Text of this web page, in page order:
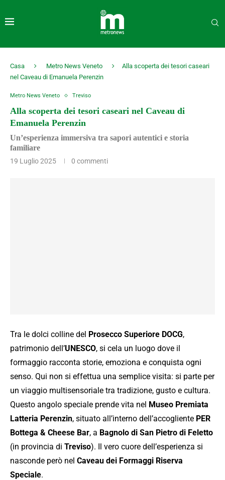
Casa Metro News Veneto
Alla scoperta dei tesori caseari
nel Caveau di Emanuela Perenzin
Metro News Veneto Treviso
Alla scoperta dei tesori caseari nel Caveau di
Emanuela Perenzin
Un’esperienza immersiva tra sapori autentici e storia
familiare
19 Luglio 2025 0 commenti
Tra le dolci colline del Prosecco Superiore DOCG,
patrimonio dell’UNESCO, si cela un luogo dove il
formaggio racconta storie, emoziona e conquista ogni
senso. Qui non si effettua una semplice visita: si parte per
un viaggio multisensoriale tra tradizione, gusto e cultura.
Questo angolo speciale prende vita nel Museo Premiata
Latteria Perenzin, situato all’interno dell’accogliente PER
Bottega & Cheese Bar, a Bagnolo di San Pietro di Feletto
(in provincia di Treviso). Il vero cuore dell’esperienza si
nasconde però nel Caveau dei Formaggi Riserva
Speciale.